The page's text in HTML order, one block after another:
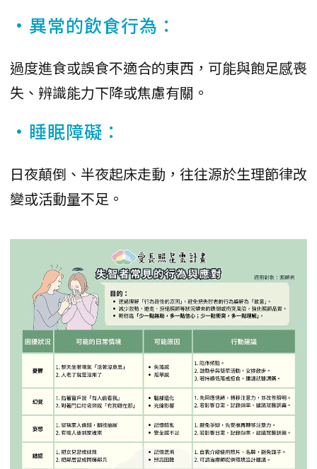
•異常的飲食行為：
過度進食或誤食不適合的東西，可能與飽足感喪
失、辨識能力下降或焦慮有關。
•睡眠障礙：
日夜顛倒、半夜起床走動，往往源於生理節律改
變或活動量不足。